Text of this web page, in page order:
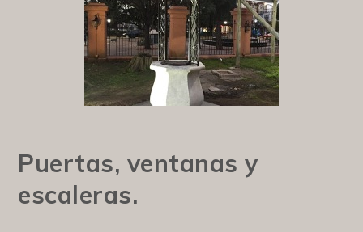
Puertas, ventanas y
escaleras.